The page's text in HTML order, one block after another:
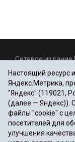
Сетевое издание
06.12.2016г.,
сфере связи,
Учредитель:
Настоящий ресурс
Яндекс.Метрика,
"Яндекс" (119021,
(далее — Яндекс)).
файлы "cookie" с
посетителей для
улучшения